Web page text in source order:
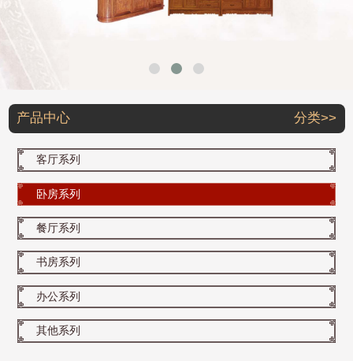
产品中心 分类>>
客厅系列
卧房系列
餐厅系列
书房系列
办公系列
其他系列